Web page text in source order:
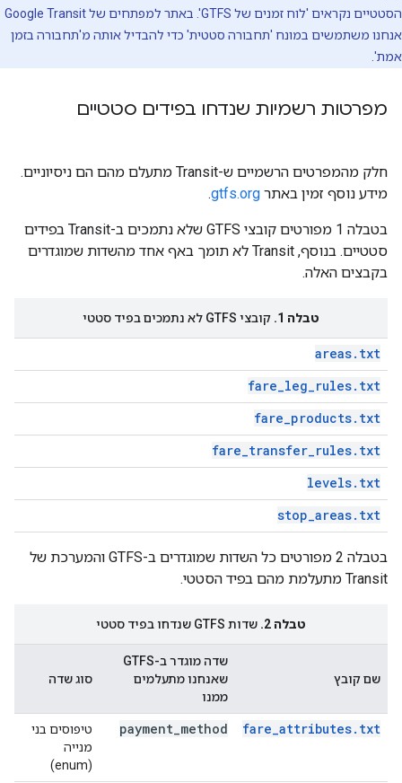
הסטטיים נקראים 'לוח זמנים של GTFS'. באתר למפתחים של Google Transit
אנחנו משתמשים במונח 'תחבורה סטטית' כדי להבדיל אותה מ'תחבורה בזמן
אמת'.
מפרטות רשמיות שנדחו בפידים סטטיים
חלק מהמפרטים הרשמיים ש-Transit מתעלם מהם הם ניסיוניים.
מידע נוסף זמין באתר gtfs.org
.
בטבלה 1 מפורטים קובצי GTFS שלא נתמכים ב-Transit בפידים
סטטיים. בנוסף, Transit לא תומך באף אחד מהשדות שמוגדרים
בקבצים האלה.
טבלה 1. קובצי GTFS לא נתמכים בפיד סטטי
areas.txt
fare_leg_rules.txt
fare_products.txt
fare_transfer_rules.txt
levels.txt
stop_areas.txt
בטבלה 2 מפורטים כל השדות שמוגדרים ב-GTFS והמערכת של
Transit מתעלמת מהם בפיד הסטטי.
טבלה 2. שדות GTFS שנדחו בפיד סטטי
שם קובץ
שדה מוגדר ב-GTFS
שאנחנו מתעלמים
ממנו
סוג שדה
fare_attributes.txt
payment method
טיפוסים בני
מנייה
(enum)